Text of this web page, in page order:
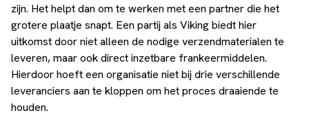
zijn. Het helpt dan om te werken met een partner die het
grotere plaatje snapt. Een partij als Viking biedt hier
uitkomst door niet alleen de nodige verzendmaterialen te
leveren, maar ook direct inzetbare frankeermiddelen.
Hierdoor hoeft een organisatie niet bij drie verschillende
leveranciers aan te kloppen om het proces draaiende te
houden.